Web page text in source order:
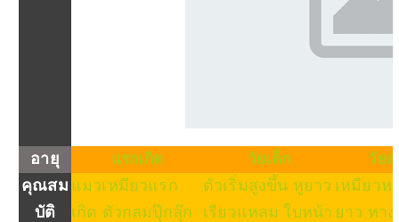
อายุ แรกเกิด วัยเด็ก วัย
คุณสม
บัติ
แมวเหมียวแรก
เกิด ตัวกลมปุ๊กลุ๊ก
ตัวเริ่มสูงขึ้น หูยาว
เรียวแหลม ใบหน้า
เหมียวห
ยาว หา